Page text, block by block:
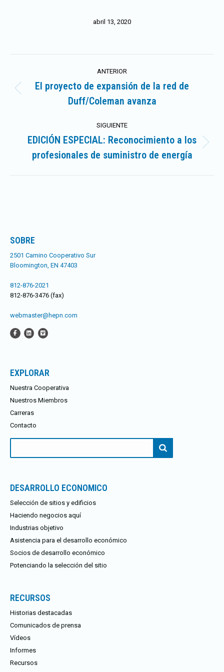
abril 13, 2020
entre
publicaciones
ANTERIOR
anterior:
El proyecto de expansión de la red de
Duff/Coleman avanza
SIGUIENTE
siguiente:
EDICIÓN ESPECIAL: Reconocimiento a los
profesionales de suministro de energía
SOBRE
2501 Camino Cooperativo Sur
Bloomington, EN 47403
812-876-2021
812-876-3476 (fax)
webmaster@hepn.com
EXPLORAR
Nuestra Cooperativa
Nuestros Miembros
Carreras
Contacto
DESARROLLO ECONOMICO
Selección de sitios y edificios
Haciendo negocios aquí
Industrias objetivo
Asistencia para el desarrollo económico
Socios de desarrollo económico
Potenciando la selección del sitio
RECURSOS
Historias destacadas
Comunicados de prensa
Vídeos
Informes
Recursos